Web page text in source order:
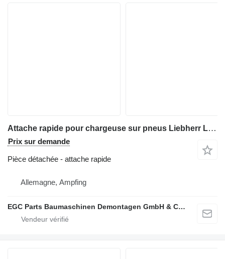
Attache rapide pour chargeuse sur pneus Liebherr L 566
Prix sur demande
Pièce détachée - attache rapide
Allemagne, Ampfing
EGC Parts Baumaschinen Demontagen GmbH & Co. KG